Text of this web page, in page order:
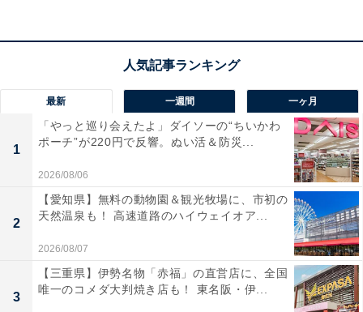
されることがあります。
この記事の執筆者：
All About ニュース 旅行
部
全国の人気ホテルから今泊まりたい宿を厳選してご紹介。日々更新
される売れ筋ランキングや、見逃せないセール・キャンペーン情報
など、お得に旅を楽しむための秘けつが満載です。さらに、ここで
しか読めない独自コンテンツも充実。編集部員による宿泊レビュー
では、公式Webサイトだけでは分からないリアルな様子を紹介しま
す。
...続きを読む
こちらもおすすめ
【楽天トラベルセール】静岡県「ザ グラン リゾ
ート エレガンテ熱海」が今だけ特別価格に！新
最新 一週間 一ヶ月
1
「やっと巡り会えたよ」ダイソーの“ちいかわ
ポーチ”が220円で反響。ぬい活＆防災...
2026/08/06
2
【愛知県】無料の動物園＆観光牧場に、市初の
天然温泉も！ 高速道路のハイウェイオア...
2026/08/07
3
【三重県】伊勢名物「赤福」の直営店に、全国
唯一のコメダ大判焼き店も！ 東名阪・伊...